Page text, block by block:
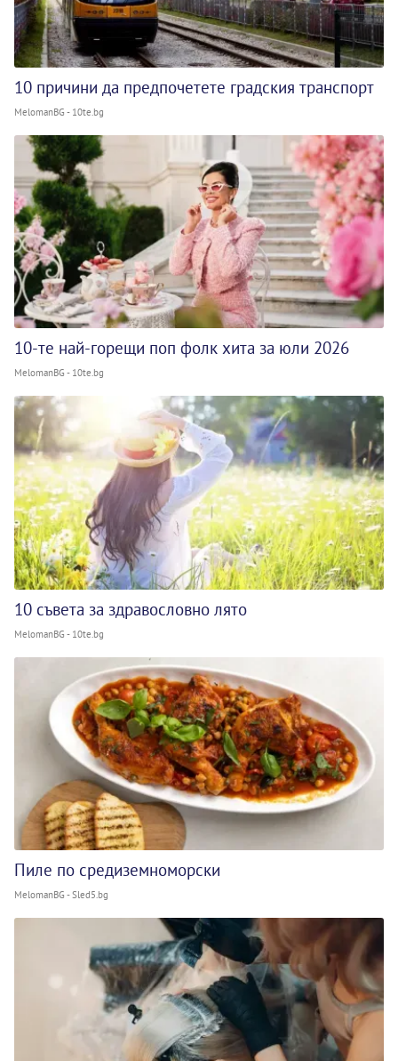
10 причини да предпочетете градския транспорт
MelomanBG - 10te.bg
10-те най-горещи поп фолк хита за юли 2026
MelomanBG - 10te.bg
10 съвета за здравословно лято
MelomanBG - 10te.bg
Пиле по средиземноморски
MelomanBG - Sled5.bg